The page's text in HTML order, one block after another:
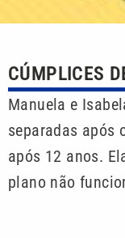
CÚMPLICES
Manuela e
separadas após
após 12 anos.
plano não